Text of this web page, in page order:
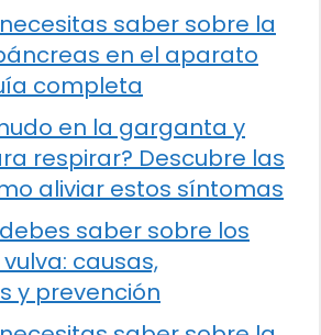
saber sobre la
en el aparato
completa
en la garganta y
respirar? Descubre las
aliviar estos síntomas
saber sobre los
causas,
y prevención